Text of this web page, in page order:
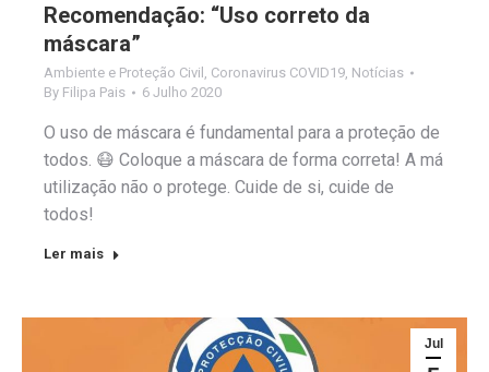
Recomendação: “Uso correto da
máscara”
Ambiente e Proteção Civil Coronavirus COVID19 Notícias
By Filipa Pais 6 Julho 2020
O uso de máscara é fundamental para a proteção de
todos. 😷 Coloque a máscara de forma correta! A má
utilização não o protege. Cuide de si, cuide de
todos!
Ler mais
Jul